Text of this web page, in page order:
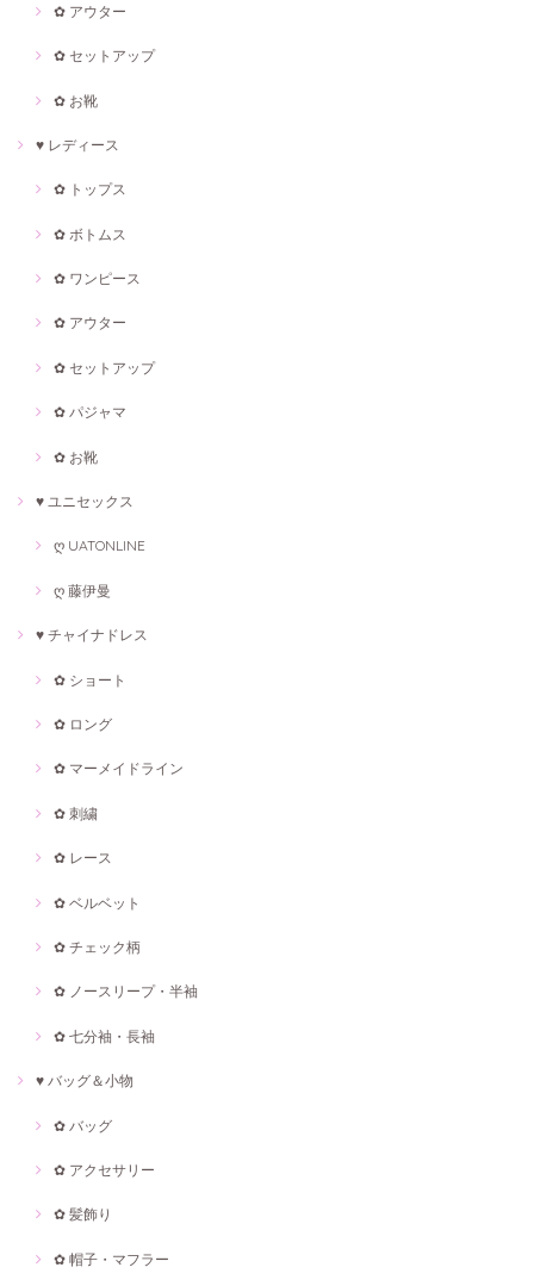
✿ アウター
✿ セットアップ
✿ お靴
♥ レディース
✿ トップス
✿ ボトムス
✿ ワンピース
✿ アウター
✿ セットアップ
✿ パジャマ
✿ お靴
♥ ユニセックス
ღ UATONLINE
ღ 藤伊曼
♥ チャイナドレス
✿ ショート
✿ ロング
✿ マーメイドライン
✿ 刺繍
✿ レース
✿ ベルベット
✿ チェック柄
✿ ノースリープ・半袖
✿ 七分袖・長袖
♥ バッグ＆小物
✿ バッグ
✿ アクセサリー
✿ 髪飾り
✿ 帽子・マフラー